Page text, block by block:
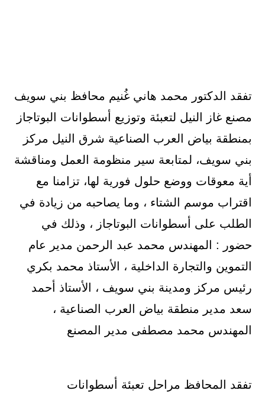
تفقد الدكتور محمد هاني غُنيم محافظ بني سويف
مصنع غاز النيل لتعبئة وتوزيع أسطوانات البوتاجاز
بمنطقة بياض العرب الصناعية شرق النيل مركز
بني سويف، لمتابعة سير منظومة العمل ومناقشة
أية معوقات ووضع حلول فورية لها، تزامنا مع
اقتراب موسم الشتاء ، وما يصاحبه من زيادة في
الطلب على أسطوانات البوتاجاز ، وذلك في
حضور : المهندس محمد عبد الرحمن مدير عام
التموين والتجارة الداخلية ، الأستاذ محمد بكري
رئيس مركز ومدينة بني سويف ، الأستاذ أحمد
سعد مدير منطقة بياض العرب الصناعية ،
المهندس محمد مصطفى مدير المصنع
تفقد المحافظ مراحل تعبئة أسطوانات